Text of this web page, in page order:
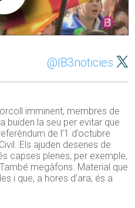
@IB3noticies
imminent, membres de
buiden la seu per evitar que
de l’1 d’octubre
Els ajuden desenes de
capses plenes, per exemple,
megàfons. Material que
i que, a hores d’ara, és a